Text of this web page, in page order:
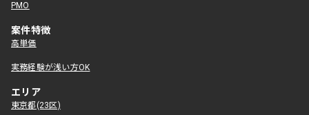
PMO
案件特徴
高単価
実務経験が浅い方OK
エリア
東京都(23区)